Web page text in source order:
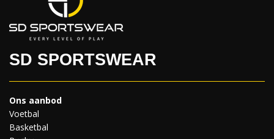
SD SPORTSWEAR
Ons aanbod
Voetbal
Basketbal